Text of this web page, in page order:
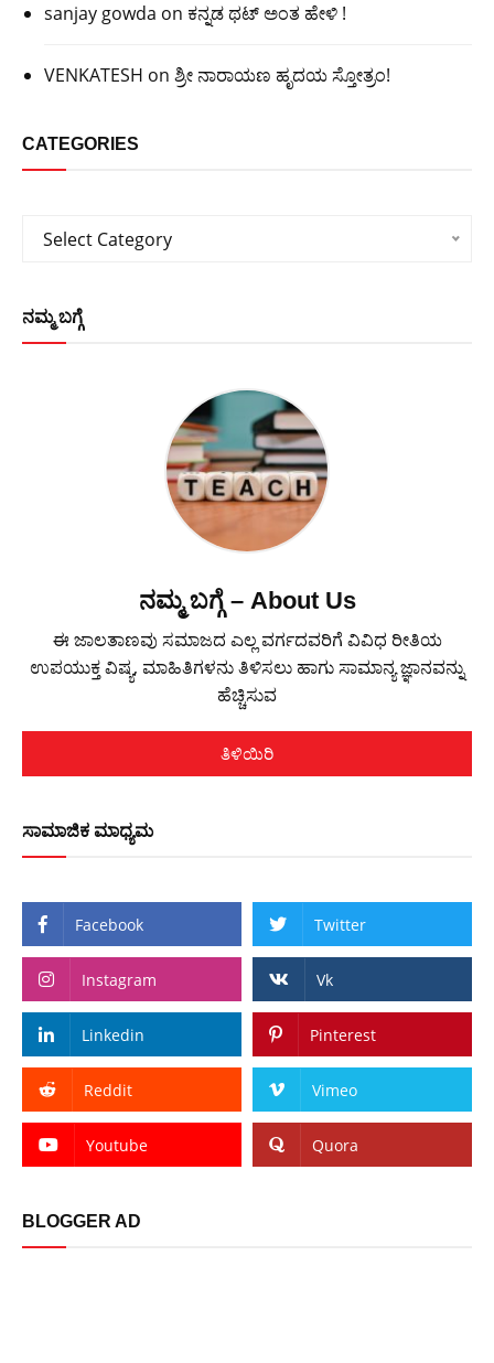
sanjay gowda on ಕನ್ನಡ ಥಟ್ ಅಂತ ಹೇಳಿ !
VENKATESH on ಶ್ರೀ ನಾರಾಯಣ ಹೃದಯ ಸ್ತೋತ್ರಂ!
CATEGORIES
Categories
Select Category
ನಮ್ಮ ಬಗ್ಗೆ
ನಮ್ಮ ಬಗ್ಗೆ – About Us
ಈ ಜಾಲತಾಣವು ಸಮಾಜದ ಎಲ್ಲ ವರ್ಗದವರಿಗೆ ವಿವಿಧ ರೀತಿಯ
ಉಪಯುಕ್ತ ವಿಷ್ಯ, ಮಾಹಿತಿಗಳನು ತಿಳಿಸಲು ಹಾಗು ಸಾಮಾನ್ಯ ಜ್ಞಾನವನ್ನು
ಹೆಚ್ಚಿಸುವ
ತಿಳಿಯಿರಿ
ಸಾಮಾಜಿಕ ಮಾಧ್ಯಮ
Facebook Twitter
Instagram Vk
Linkedin Pinterest
Reddit Vimeo
Youtube Quora
BLOGGER AD